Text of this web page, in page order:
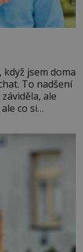
když jsem doma
To nadšení
ale
co si
když